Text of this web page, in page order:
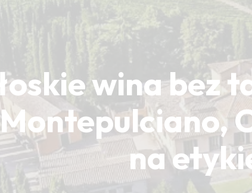
wina bez
Montepulciano,
na